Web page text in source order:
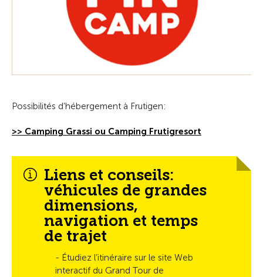
Possibilités d’hébergement à Frutigen:
>> Camping Grassi ou Camping Frutigresort
Liens et conseils:
véhicules de grandes
dimensions,
navigation et temps
de trajet
- Étudiez l’itinéraire sur le site Web
interactif du Grand Tour de